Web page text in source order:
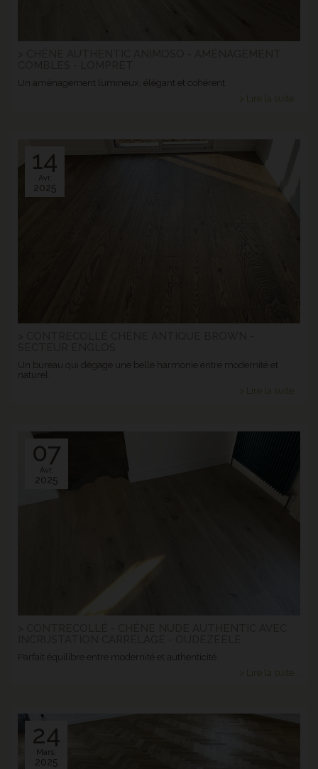
Un aménagement lumineux, élégant et cohérent
> Lire la suite...
14
Avr.
2025
Un bureau qui dégage une belle harmonie entre modernité et
naturel.
> Lire la suite...
07
Avr.
2025
Parfait équilibre entre modernité et authenticité.
> Lire la suite...
24
Mars.
2025